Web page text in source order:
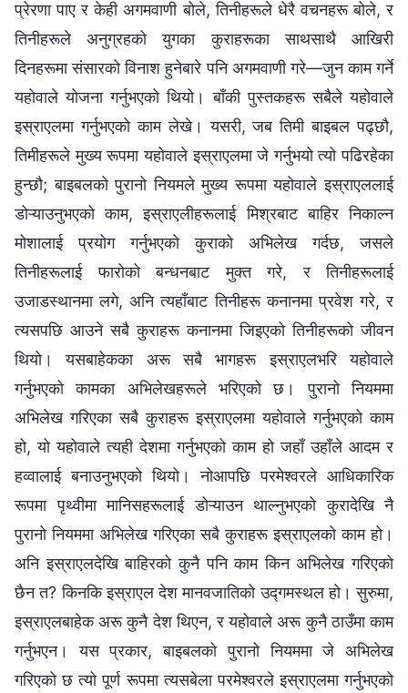
प्रेरणा पाए र केही अगमवाणी बोले, तिनीहरूले धेरै वचनहरू बोले, र
तिनीहरूले अनुग्रहको युगका कुराहरूका साथसाथै आखिरी
दिनहरूमा संसारको विनाश हुनेबारे पनि अगमवाणी गरे—जुन काम गर्ने
यहोवाले योजना गर्नुभएको थियो। बाँकी पुस्तकहरू सबैले यहोवाले
इस्राएलमा गर्नुभएको काम लेखे। यसरी, जब तिमी बाइबल पढ्छौ,
तिमीहरूले मुख्य रूपमा यहोवाले इस्राएलमा जे गर्नुभयो त्यो पढिरहेका
हुन्छौ; बाइबलको पुरानो नियमले मुख्य रूपमा यहोवाले इस्राएललाई
डोऱ्याउनुभएको काम, इस्राएलीहरूलाई मिश्रबाट बाहिर निकाल्न
मोशालाई प्रयोग गर्नुभएको कुराको अभिलेख गर्दछ, जसले
तिनीहरूलाई फारोको बन्धनबाट मुक्त गरे, र तिनीहरूलाई
उजाडस्थानमा लगे, अनि त्यहाँबाट तिनीहरू कनानमा प्रवेश गरे, र
त्यसपछि आउने सबै कुराहरू कनानमा जिइएको तिनीहरूको जीवन
थियो। यसबाहेकका अरू सबै भागहरू इस्राएलभरि यहोवाले
गर्नुभएको कामका अभिलेखहरूले भरिएको छ। पुरानो नियममा
अभिलेख गरिएका सबै कुराहरू इस्राएलमा यहोवाले गर्नुभएको काम
हो, यो यहोवाले त्यही देशमा गर्नुभएको काम हो जहाँ उहाँले आदम र
हव्वालाई बनाउनुभएको थियो। नोआपछि परमेश्‍वरले आधिकारिक
रूपमा पृथ्वीमा मानिसहरूलाई डोऱ्याउन थाल्नुभएको कुरादेखि नै
पुरानो नियममा अभिलेख गरिएका सबै कुराहरू इस्राएलको काम हो।
अनि इस्राएलदेखि बाहिरको कुनै पनि काम किन अभिलेख गरिएको
छैन त? किनकि इस्राएल देश मानवजातिको उद्गमस्थल हो। सुरुमा,
इस्राएलबाहेक अरू कुनै देश थिएन, र यहोवाले अरू कुनै ठाउँमा काम
गर्नुभएन। यस प्रकार, बाइबलको पुरानो नियममा जे अभिलेख
गरिएको छ त्यो पूर्ण रूपमा त्यसबेला परमेश्‍वरले इस्राएलमा गर्नुभएको